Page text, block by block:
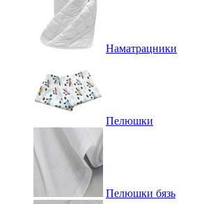
Наматрацники
Пелюшки
Пелюшки бязь